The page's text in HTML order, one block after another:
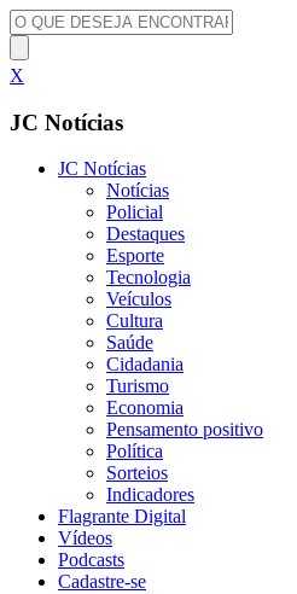
X
JC Notícias
JC Notícias
Notícias
Policial
Destaques
Esporte
Tecnologia
Veículos
Cultura
Saúde
Cidadania
Turismo
Economia
Pensamento positivo
Política
Sorteios
Indicadores
Flagrante Digital
Vídeos
Podcasts
Cadastre-se